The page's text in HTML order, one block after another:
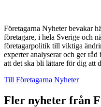
Företagarna Nyheter bevakar
företagare, i hela Sverige och
företagarpolitik till viktiga
experter analyserar och ger
att det ska bli lättare för dig att
Till Företagarna Nyheter
Fler nyheter från